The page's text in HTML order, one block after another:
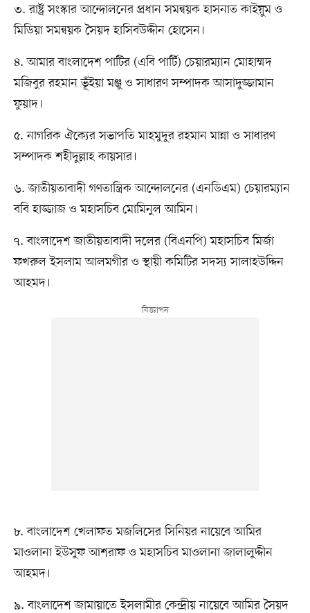
৩. রাষ্ট্র সংস্কার আন্দোলনের প্রধান সমন্বয়ক হাসনাত কাইয়ুম ও
মিডিয়া সমন্বয়ক সৈয়দ হাসিবউদ্দীন হোসেন।
৪. আমার বাংলাদেশ পাটির (এবি পার্টি) চেয়ারম্যান মোহাম্মদ
মজিবুর রহমান ভূঁইয়া মঞ্জু ও সাধারণ সম্পাদক আসাদুজ্জামান
ফুয়াদ।
৫. নাগরিক ঐক্যের সভাপতি মাহমুদুর রহমান মান্না ও সাধারণ
সম্পাদক শহীদুল্লাহ কায়সার।
৬. জাতীয়তাবাদী গণতান্ত্রিক আন্দোলনের (এনডিএম) চেয়ারম্যান
ববি হাজ্জাজ ও মহাসচিব মোমিনুল আমিন।
৭. বাংলাদেশ জাতীয়তাবাদী দলের (বিএনপি) মহাসচিব মির্জা
ফখরুল ইসলাম আলমগীর ও স্থায়ী কমিটির সদস্য সালাহউদ্দিন
আহমদ।
৮. বাংলাদেশ খেলাফত মজলিসের সিনিয়র নায়েবে আমির
মাওলানা ইউসুফ আশরাফ ও মহাসচিব মাওলানা জালালুদ্দীন
আহমদ।
৯. বাংলাদেশ জামায়াতে ইসলামীর কেন্দ্রীয় নায়েবে আমির সৈয়দ